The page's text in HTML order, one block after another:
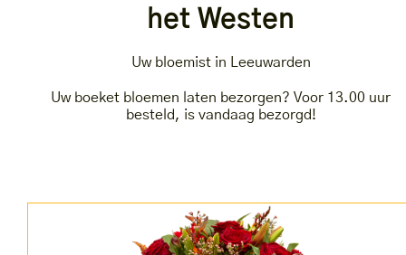
het Westen
Uw bloemist in Leeuwarden
Uw boeket bloemen laten bezorgen? Voor 13.00 uur
besteld, is vandaag bezorgd!